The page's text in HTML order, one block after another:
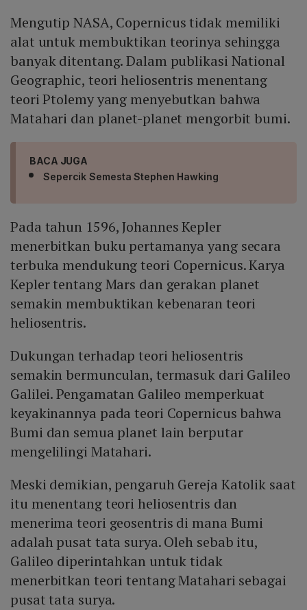
Mengutip NASA, Copernicus tidak memiliki
alat untuk membuktikan teorinya sehingga
banyak ditentang. Dalam publikasi National
Geographic, teori heliosentris menentang
teori Ptolemy yang menyebutkan bahwa
Matahari dan planet-planet mengorbit bumi.
BACA JUGA
Sepercik Semesta Stephen Hawking
Pada tahun 1596, Johannes Kepler
menerbitkan buku pertamanya yang secara
terbuka mendukung teori Copernicus. Karya
Kepler tentang Mars dan gerakan planet
semakin membuktikan kebenaran teori
heliosentris.
Dukungan terhadap teori heliosentris
semakin bermunculan, termasuk dari Galileo
Galilei. Pengamatan Galileo memperkuat
keyakinannya pada teori Copernicus bahwa
Bumi dan semua planet lain berputar
mengelilingi Matahari.
Meski demikian, pengaruh Gereja Katolik saat
itu menentang teori heliosentris dan
menerima teori geosentris di mana Bumi
adalah pusat tata surya. Oleh sebab itu,
Galileo diperintahkan untuk tidak
menerbitkan teori tentang Matahari sebagai
pusat tata surya.